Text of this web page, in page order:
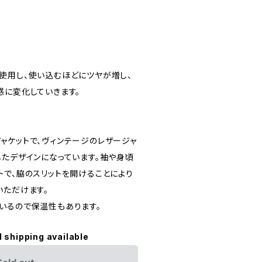
し、使い込むほどにツヤが増し、
変化していきます。
ットで、ヴィンテージのレザージャ
デザインになっています。袖や身頃
、脇のスリットを開けることにより
だけます。
ので保温性もあります。
shipping available